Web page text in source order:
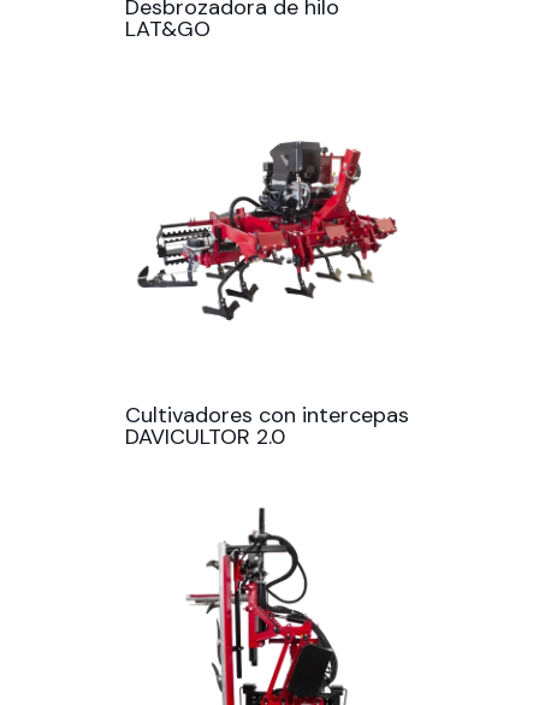
Desbrozadora de hilo
LAT&GO
Cultivadores con intercepas
DAVICULTOR 2.0